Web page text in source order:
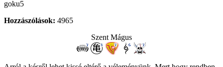
goku5
Hozzászólások: 4965
Szent Mágus